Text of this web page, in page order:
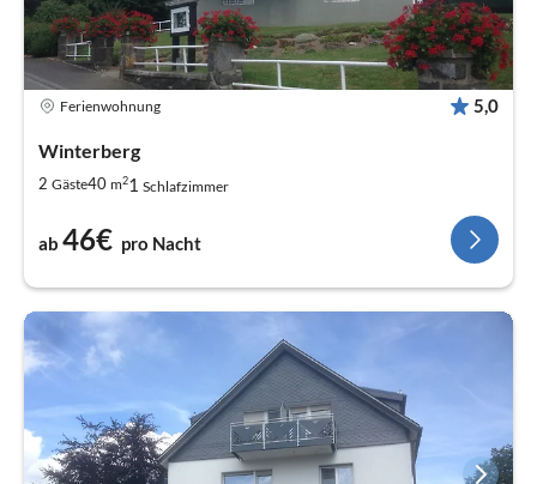
Ferienwohnung 5,0
Winterberg
2 Gäste40 m21 Schlafzimmer
ab 46€ pro Nacht